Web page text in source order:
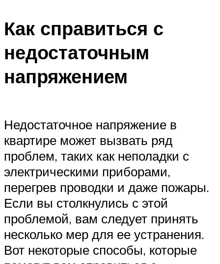
Как справиться с
недостаточным
напряжением
Недостаточное напряжение в
квартире может вызвать ряд
проблем, таких как неполадки с
электрическими приборами,
перегрев проводки и даже пожары.
Если вы столкнулись с этой
проблемой, вам следует принять
несколько мер для ее устранения.
Вот некоторые способы, которые